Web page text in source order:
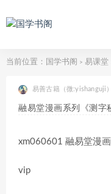
当前位置： 国学书阁 > 易课堂
易善古籍（微:yishanguji）
融易堂漫画系列《测字
xm060601 融易堂漫
vip